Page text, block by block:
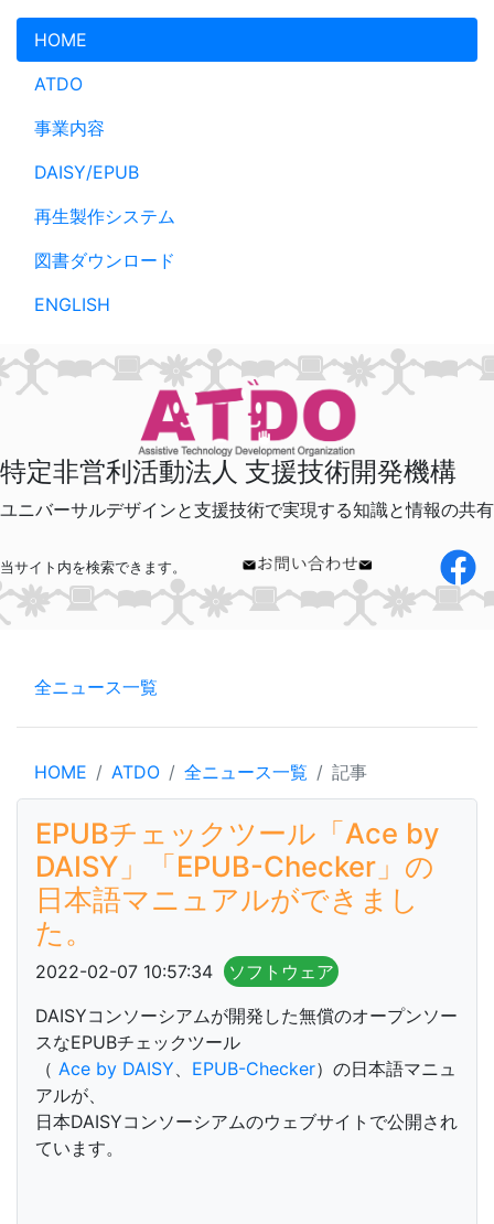
メインコンテンツへスキップ
HOME
ATDO
事業内容
DAISY/EPUB
再生製作システム
図書ダウンロード
ENGLISH
特定非営利活動法人 支援技術開発機構
ユニバーサルデザインと支援技術で実現する知識と情報の共有
当サイト内を検索できます。
全ニュース一覧
HOME ATDO 全ニュース一覧 記事
EPUBチェックツール「Ace by
DAISY」「EPUB-Checker」の
日本語マニュアルができまし
た。
2022-02-07 10:57:34
ソフトウェア
DAISYコンソーシアムが開発した無償のオープンソー
スなEPUBチェックツール
（ Ace by DAISY、 EPUB-Checker）の日本語マニュ
アルが、
日本DAISYコンソーシアムのウェブサイトで公開され
ています。